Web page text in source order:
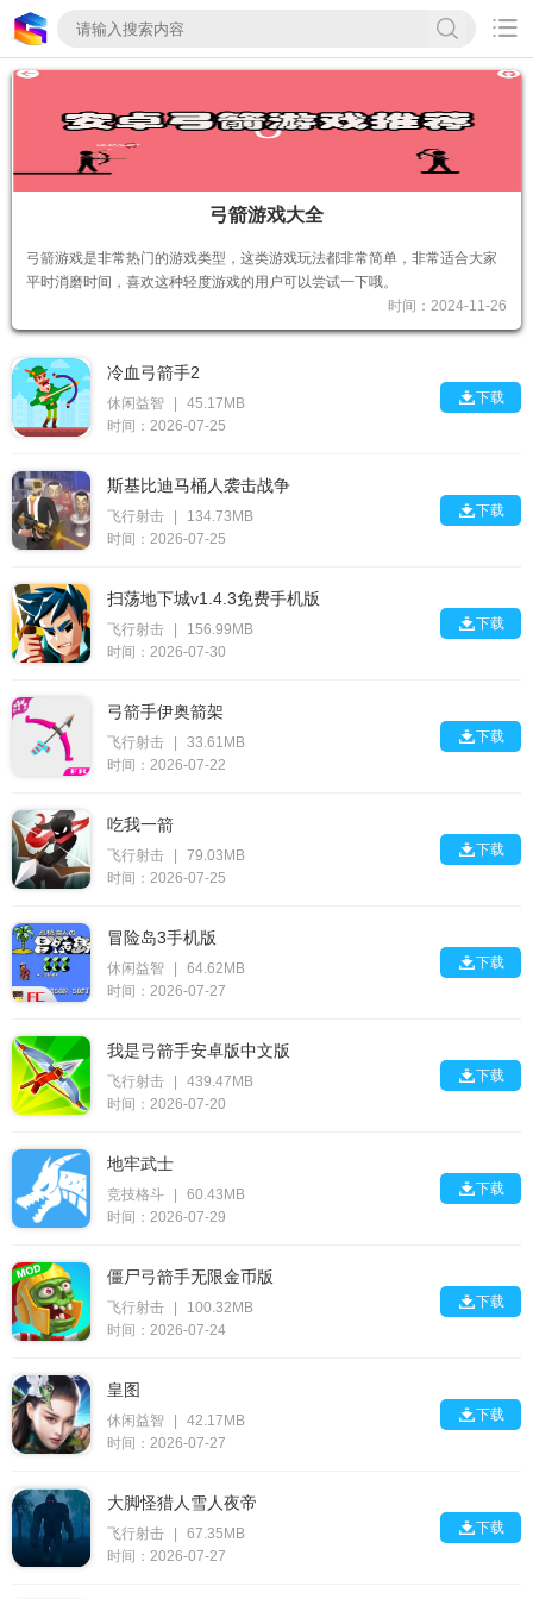

弓箭游戏大全
弓箭游戏是非常热门的游戏类型，这类游戏玩法都非常简单，非常适合大家
平时消磨时间，喜欢这种轻度游戏的用户可以尝试一下哦。
时间：2024-11-26
冷血弓箭手2
休闲益智
45.17MB
时间：2026-07-25
下载
斯基比迪马桶人袭击战争
飞行射击
134.73MB
时间：2026-07-25
下载
扫荡地下城v1.4.3免费手机版
飞行射击
156.99MB
时间：2026-07-30
下载
弓箭手伊奥箭架
飞行射击
33.61MB
时间：2026-07-22
下载
吃我一箭
飞行射击
79.03MB
时间：2026-07-25
下载
冒险岛3手机版
休闲益智
64.62MB
时间：2026-07-27
下载
我是弓箭手安卓版中文版
飞行射击
439.47MB
时间：2026-07-20
下载
地牢武士
竞技格斗
60.43MB
时间：2026-07-29
下载
僵尸弓箭手无限金币版
飞行射击
100.32MB
时间：2026-07-24
下载
皇图
休闲益智
42.17MB
时间：2026-07-27
下载
大脚怪猎人雪人夜帝
飞行射击
67.35MB
时间：2026-07-27
下载